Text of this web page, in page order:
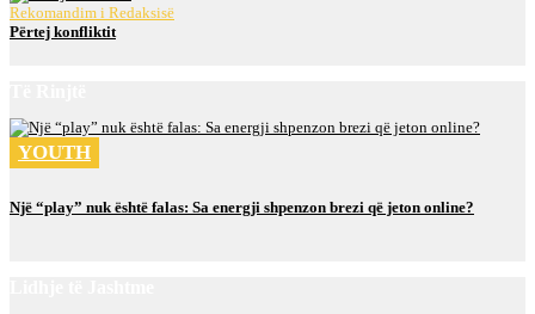
Rekomandim i Redaksisë
Përtej konfliktit
YOUTH
Një “play” nuk është falas: Sa energji shpenzon brezi që jeton online?